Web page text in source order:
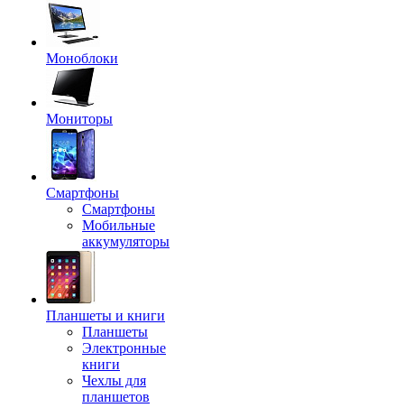
Моноблоки
Мониторы
Смартфоны
Смартфоны
Мобильные
аккумуляторы
Планшеты и книги
Планшеты
Электронные
книги
Чехлы для
планшетов